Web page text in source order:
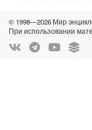
© 1998—2026 Мир
При использовании